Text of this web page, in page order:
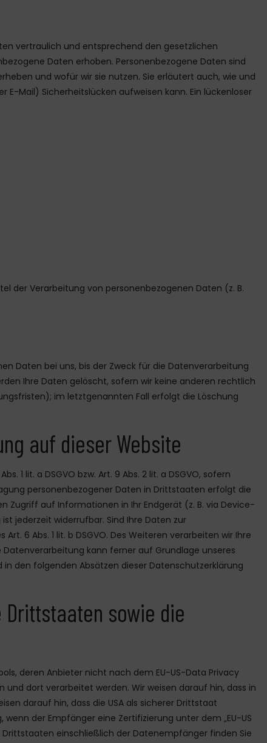
vertraulich und entsprechend den gesetzlichen
Daten erhoben. Personenbezogene Daten sind
und wofür wir sie nutzen. Sie erläutert auch, wie und
Mail) Sicherheitslücken aufweisen kann. Ein lückenloser
der Verarbeitung von personenbezogenen Daten (z. B.
Daten bei uns, bis der Zweck für die Datenverarbeitung
Ihre Daten gelöscht, sofern wir keine anderen rechtlich
im letztgenannten Fall erfolgt die Löschung
auf dieser Website
1 lit. a DSGVO bzw. Art. 9 Abs. 2 lit. a DSGVO, sofern
personenbezogener Daten in Drittstaaten erfolgt die
Zugriff auf Informationen in Ihr Endgerät (z. B. via Device-
jederzeit widerrufbar. Sind Ihre Daten zur
6 Abs. 1 lit. b DSGVO. Des Weiteren verarbeiten wir Ihre
Datenverarbeitung kann ferner auf Grundlage unseres
in den folgenden Absätzen dieser Datenschutzerklärung
sowie die
deren Anbieter nicht nach dem EU-US-Data Privacy
und dort verarbeitet werden. Wir weisen darauf hin, dass in
darauf hin, dass die USA als sicherer Drittstaat
der Empfänger eine Zertifizierung unter dem „EU-US
einschließlich der Datenempfänger finden Sie